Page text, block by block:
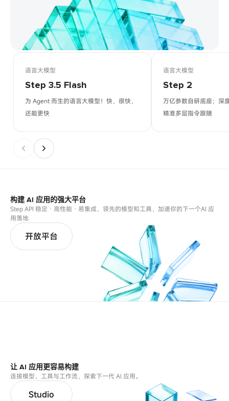
语言大模型
Step 3.5 Flash
为 Agent 而生的语言大模型！快，很快，
还能更快
语言大模型
Step 2
万亿参数自研底座；深
精准多层指令跟随
构建 AI 应用的强大平台
Step API 稳定 · 高性能 · 易集成，领先的模型和工具，加速你的下一个AI 应
用落地
开放平台
让 AI 应用更容易构建
连接模型、工具与工作流，探索下一代 AI 应用。
Studio